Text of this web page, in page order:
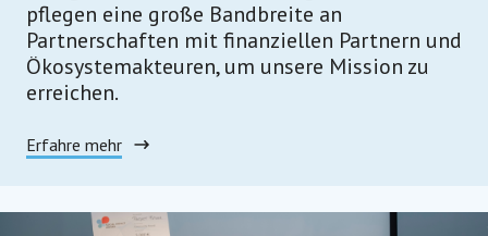
pflegen eine große Bandbreite an
Partnerschaften mit finanziellen Partnern und
Ökosystemakteuren, um unsere Mission zu
erreichen.
Erfahre mehr